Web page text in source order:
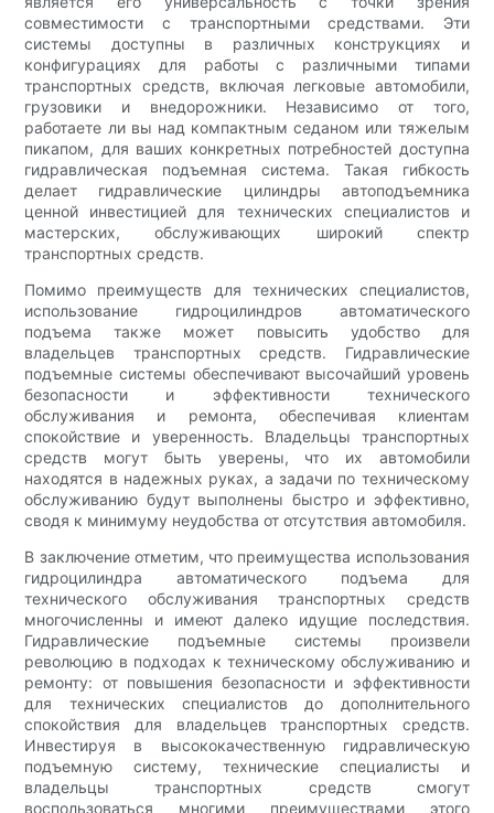
совместимости с транспортными средствами. Эти
системы доступны в различных конструкциях и
конфигурациях для работы с различными типами
транспортных средств, включая легковые автомобили,
грузовики и внедорожники. Независимо от того,
работаете ли вы над компактным седаном или тяжелым
пикапом, для ваших конкретных потребностей доступна
гидравлическая подъемная система. Такая гибкость
делает гидравлические цилиндры автоподъемника
ценной инвестицией для технических специалистов и
мастерских, обслуживающих широкий спектр
транспортных средств.
Помимо преимуществ для технических специалистов,
использование гидроцилиндров автоматического
подъема также может повысить удобство для
владельцев транспортных средств. Гидравлические
подъемные системы обеспечивают высочайший уровень
безопасности и эффективности технического
обслуживания и ремонта, обеспечивая клиентам
спокойствие и уверенность. Владельцы транспортных
средств могут быть уверены, что их автомобили
находятся в надежных руках, а задачи по техническому
обслуживанию будут выполнены быстро и эффективно,
сводя к минимуму неудобства от отсутствия автомобиля.
В заключение отметим, что преимущества использования
гидроцилиндра автоматического подъема для
технического обслуживания транспортных средств
многочисленны и имеют далеко идущие последствия.
Гидравлические подъемные системы произвели
революцию в подходах к техническому обслуживанию и
ремонту: от повышения безопасности и эффективности
для технических специалистов до дополнительного
спокойствия для владельцев транспортных средств.
Инвестируя в высококачественную гидравлическую
подъемную систему, технические специалисты и
владельцы транспортных средств смогут
воспользоваться многими преимуществами этого